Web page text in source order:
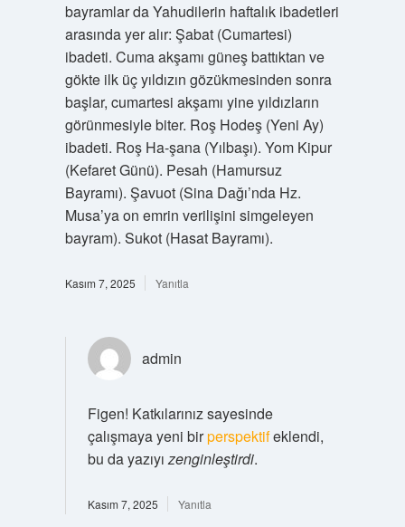
bayramlar da Yahudilerin haftalık ibadetleri
arasında yer alır: Şabat (Cumartesi)
ibadeti. Cuma akşamı güneş battıktan ve
gökte ilk üç yıldızın gözükmesinden sonra
başlar, cumartesi akşamı yine yıldızların
görünmesiyle biter. Roş Hodeş (Yeni Ay)
ibadeti. Roş Ha-şana (Yılbaşı). Yom Kipur
(Kefaret Günü). Pesah (Hamursuz
Bayramı). Şavuot (Sina Dağı’nda Hz.
Musa’ya on emrin verilişini simgeleyen
bayram). Sukot (Hasat Bayramı).
Kasım 7, 2025 Yanıtla
admin
Figen! Katkılarınız sayesinde
çalışmaya yeni birperspektifeklendi,
bu da yazıyızenginleştirdi.
Kasım 7, 2025 Yanıtla